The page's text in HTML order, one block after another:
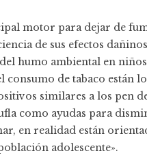
motor para dejar de
de sus efectos
humo ambiental en niños
consumo de tabaco están
similares a los pen
como ayudas para
en realidad están
adolescente».